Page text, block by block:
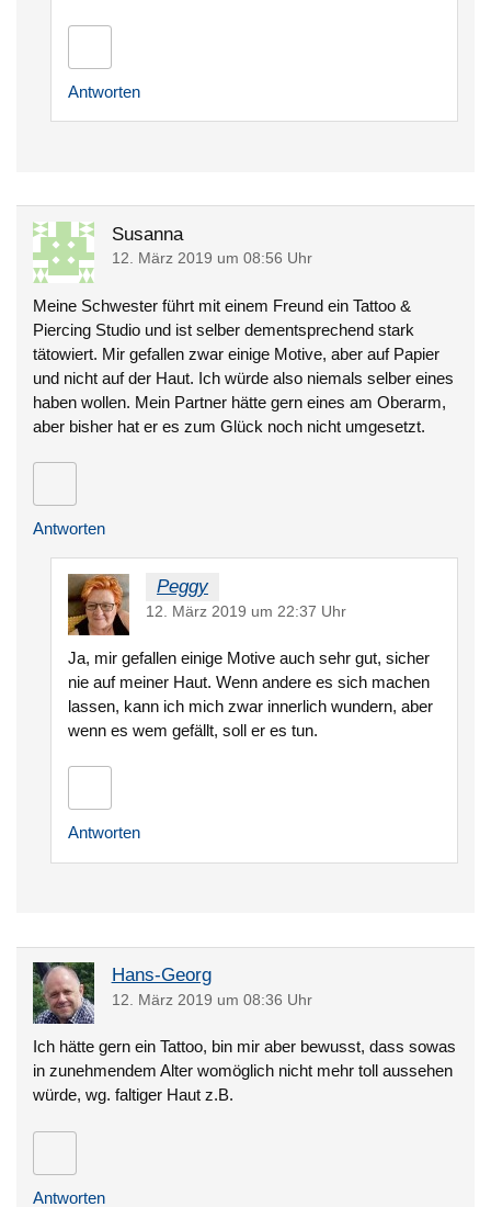
Antworten
Susanna
12. März 2019 um 08:56 Uhr
Meine Schwester führt mit einem Freund ein Tattoo &
Piercing Studio und ist selber dementsprechend stark
tätowiert. Mir gefallen zwar einige Motive, aber auf Papier
und nicht auf der Haut. Ich würde also niemals selber eines
haben wollen. Mein Partner hätte gern eines am Oberarm,
aber bisher hat er es zum Glück noch nicht umgesetzt.
Antworten
Peggy
12. März 2019 um 22:37 Uhr
Ja, mir gefallen einige Motive auch sehr gut, sicher
nie auf meiner Haut. Wenn andere es sich machen
lassen, kann ich mich zwar innerlich wundern, aber
wenn es wem gefällt, soll er es tun.
Antworten
Hans-Georg
12. März 2019 um 08:36 Uhr
Ich hätte gern ein Tattoo, bin mir aber bewusst, dass sowas
in zunehmendem Alter womöglich nicht mehr toll aussehen
würde, wg. faltiger Haut z.B.
Antworten